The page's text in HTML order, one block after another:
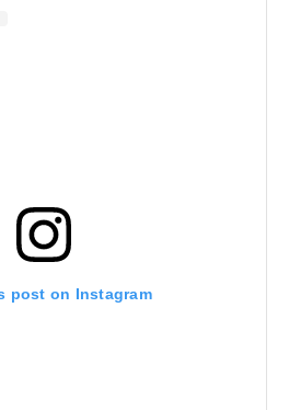
post on Instagram